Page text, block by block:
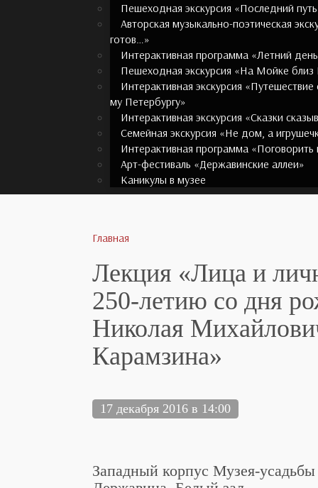
Пешеходная экскурсия «Последний
Авторская музыкально-поэтическая
готов…»
Интерактивная программа «Летний
Пешеходная экскурсия «На Мойке
Интерактивная экскурсия
му Петербургу»
Интерактивная экскурсия «Сказки
Семейная экскурсия «Не дом, а
Интерактивная программа
Арт-фестиваль «Державинские аллеи»
Каникулы в музее
Главная
Лекция «Лица и
250-летию со дня
Николая
Карамзина»
17 декабря 2016 в 14:00
Западный корпус Музея-усадьбы